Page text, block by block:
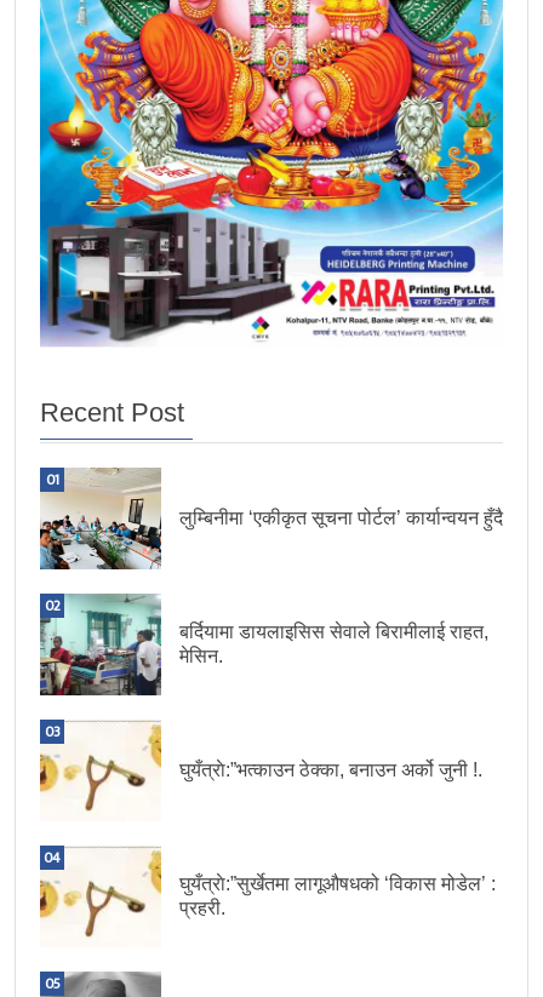
Recent Post
01
लुम्बिनीमा ‘एकीकृत सूचना पोर्टल’ कार्यान्वयन हुँदै
02
बर्दियामा डायलाइसिस सेवाले बिरामीलाई राहत,
मेसिन.
03
घुयँत्राे:”भत्काउन ठेक्का, बनाउन अर्को जुनी !.
04
घुयँत्राे:”सुर्खेतमा लागूऔषधको ‘विकास मोडेल’ :
प्रहरी.
05